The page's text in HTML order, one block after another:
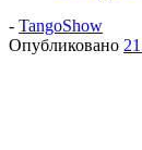
- TangoShow
Опубликовано